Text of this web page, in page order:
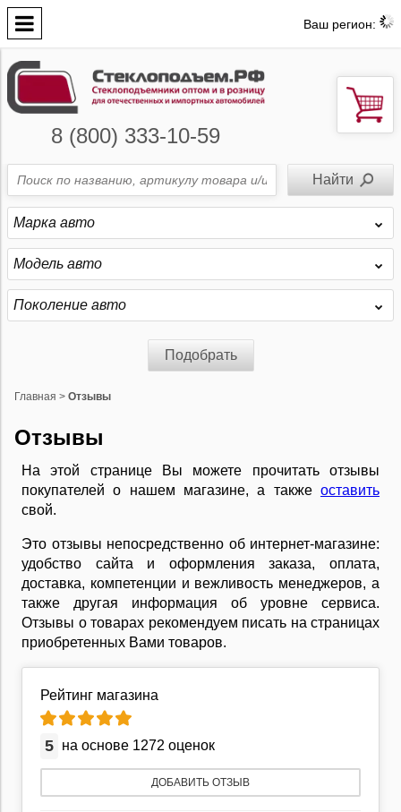
Ваш регион:
8 (800) 333-10-59
Марка авто
Модель авто
Поколение авто
Подобрать
Главная > Отзывы
Отзывы
На этой странице Вы можете прочитать отзывы
покупателей о нашем магазине, а также оставить
свой.
Это отзывы непосредственно об интернет-магазине:
удобство сайта и оформления заказа, оплата,
доставка, компетенции и вежливость менеджеров, а
также другая информация об уровне сервиса.
Отзывы о товарах рекомендуем писать на страницах
приобретенных Вами товаров.
Рейтинг магазина
5 на основе 1272 оценок
ДОБАВИТЬ ОТЗЫВ